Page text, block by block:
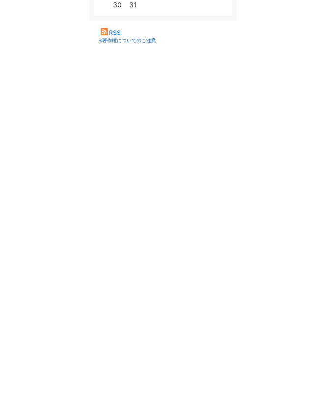
30
31
RSS
※著作権についてのご注意